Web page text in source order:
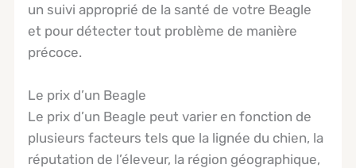
un suivi approprié de la santé de votre Beagle
et pour détecter tout problème de manière
précoce.
Le prix d’un Beagle
Le prix d’un Beagle peut varier en fonction de
plusieurs facteurs tels que la lignée du chien, la
réputation de l’éleveur, la région géographique,